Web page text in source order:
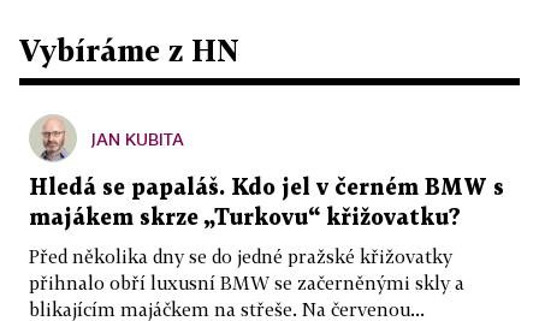
Vybíráme z HN
JAN KUBITA
Hledá se papaláš. Kdo jel v černém BMW s
majákem skrze „Turkovu“ křižovatku?
Před několika dny se do jedné pražské křižovatky
přihnalo obří luxusní BMW se začerněnými skly a
blikajícím majáčkem na střeše. Na červenou...